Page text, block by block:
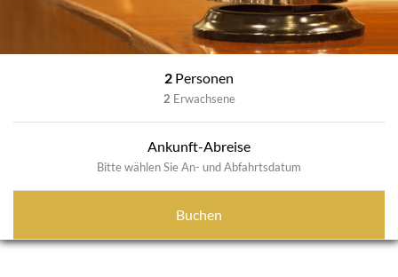
2 Personen
2 Erwachsene
Ankunft-Abreise
Bitte wählen Sie An- und Abfahrtsdatum
Buchen